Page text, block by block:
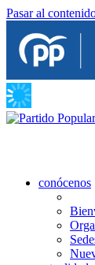
Pasar al
conócenos